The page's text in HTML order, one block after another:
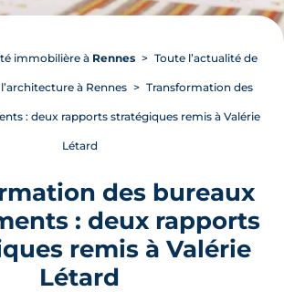
immobilière à Rennes Toute l’actualité de
à Rennes Transformation des
: deux rapports stratégiques remis à Valérie
Létard
des bureaux
: deux rapports
remis à Valérie
Létard